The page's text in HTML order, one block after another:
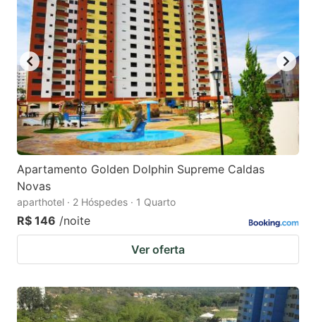
Apartamento Golden Dolphin Supreme Caldas
Novas
aparthotel · 2 Hóspedes · 1 Quarto
R$ 146 /noite
Ver oferta